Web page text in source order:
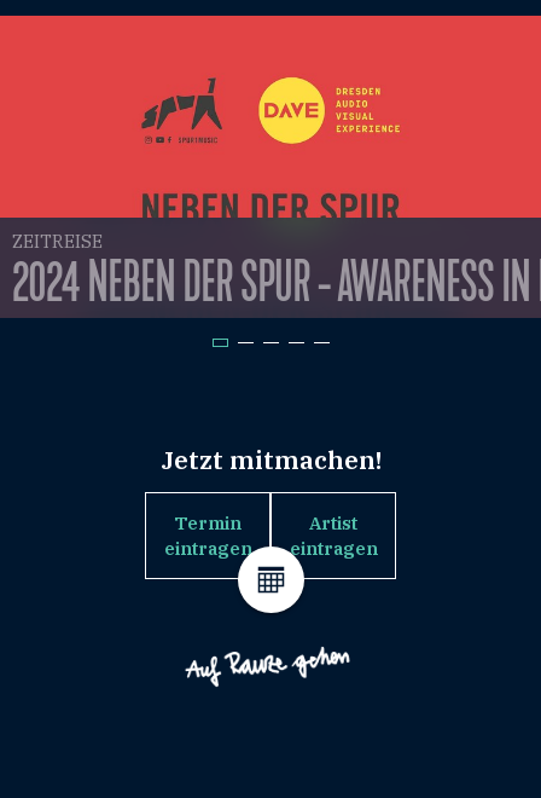
ZEITREISE
2024 NEBEN DER SPUR - AWARENESS IN
Jetzt mitmachen!
Termin
eintragen
Artist
eintragen